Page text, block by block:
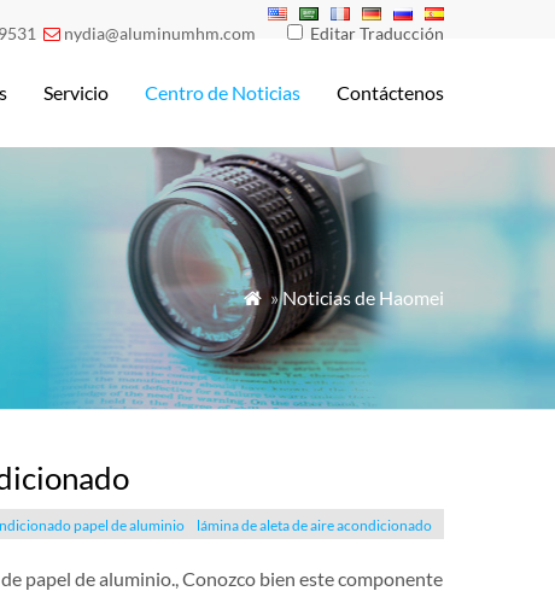
 nydia@aluminumhm.com Editar Traducción
Servicio Centro de Noticias Contáctenos
 »Noticias de Haomei
papel de aluminio lámina de aleta de aire acondicionado
papel de aluminio., Conozco bien este componente